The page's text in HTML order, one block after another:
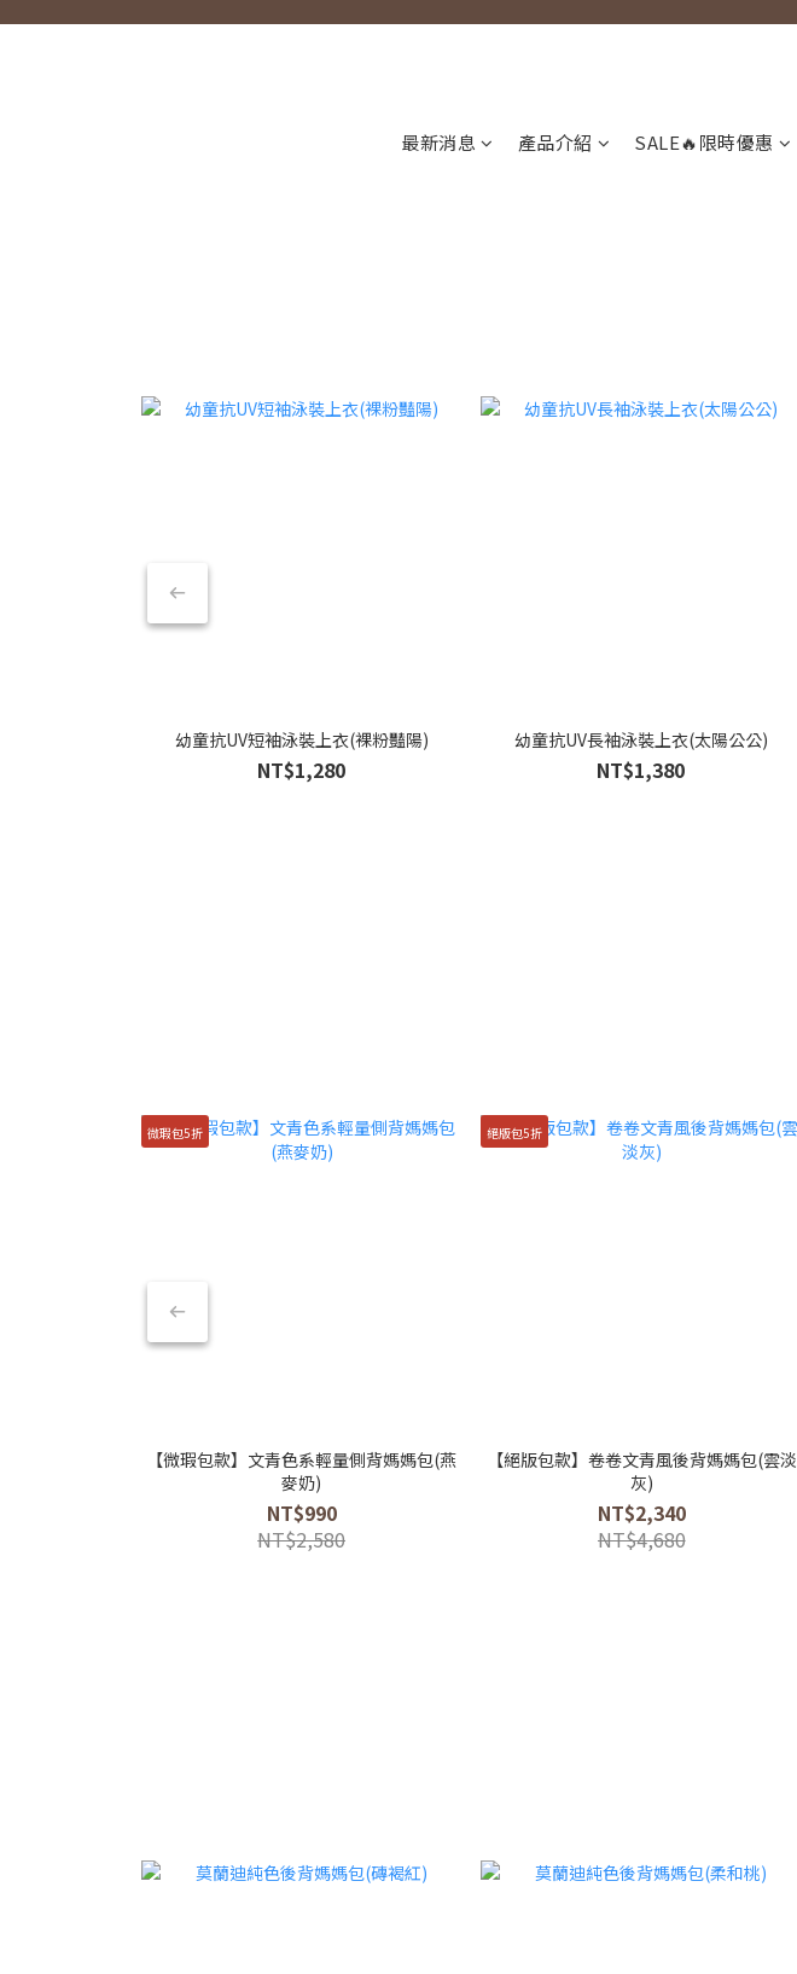
最新消息 產品介紹 SALE🔥限時優惠
幼童抗UV短袖泳裝上衣(裸粉豔陽)
NT$1,280
幼童抗UV長袖泳裝上衣(太陽公公)
NT$1,380
微瑕包5折
【微瑕包款】文青色系輕量側背媽媽包(燕
麥奶)
NT$990
NT$2,580
絕版包5折
【絕版包款】卷卷文青風後背媽媽包(雲淡
灰)
NT$2,340
NT$4,680